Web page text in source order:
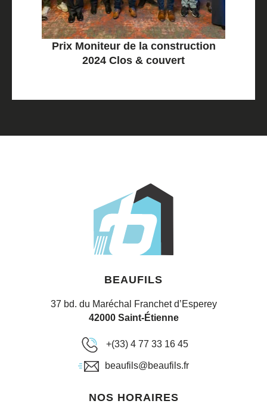
Prix Moniteur de la construction
2024 Clos & couvert
BEAUFILS
37 bd. du Maréchal Franchet d’Esperey
42000 Saint-Étienne
+(33) 4 77 33 16 45
beaufils@beaufils.fr
NOS HORAIRES